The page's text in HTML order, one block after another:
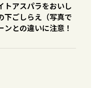
トアスパラをおいし
下ごしらえ（写真で
との違いに注意！